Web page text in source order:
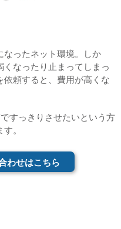
なったネット環境。しか
くなったり止まってしまっ
頼すると、費用が高くな
すっきりさせたいという方
。
わせはこちら